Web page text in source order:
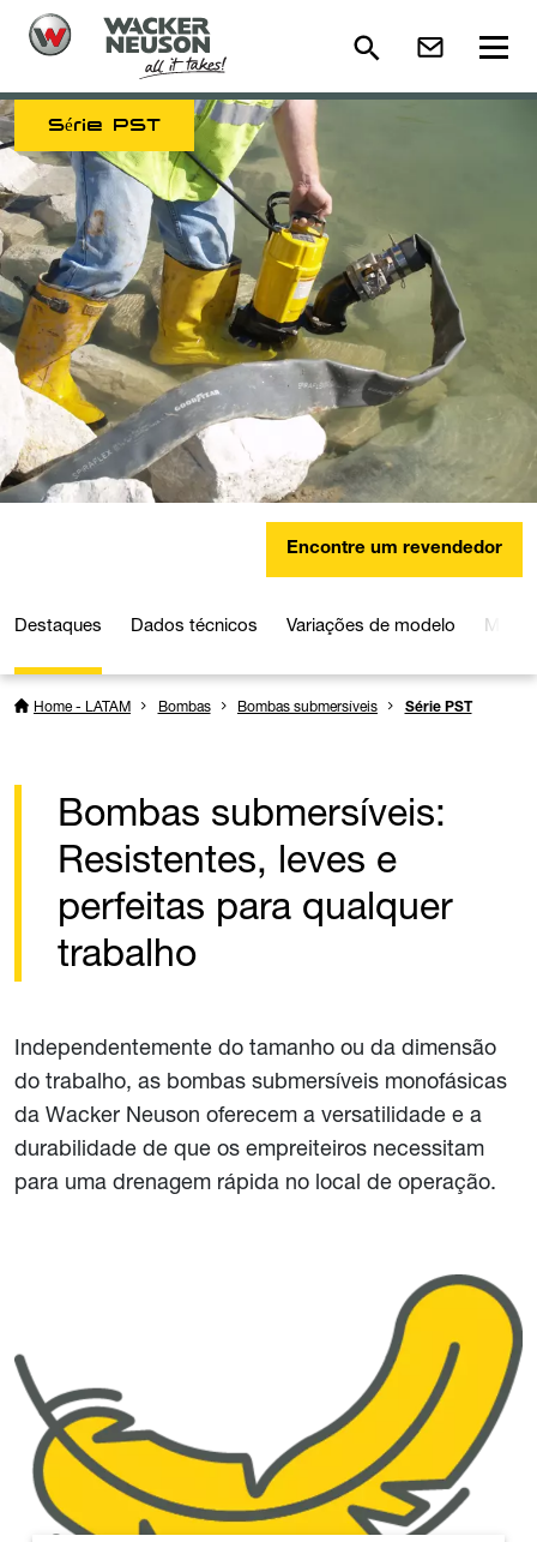
Série PST
Encontre um revendedor
Destaques Dados técnicos Variações de modelo Mídia
Home - LATAM Bombas Bombas submersíveis Série PST
Bombas submersíveis:
Resistentes, leves e
perfeitas para qualquer
trabalho
Independentemente do tamanho ou da dimensão
do trabalho, as bombas submersíveis monofásicas
da Wacker Neuson oferecem a versatilidade e a
durabilidade de que os empreiteiros necessitam
para uma drenagem rápida no local de operação.